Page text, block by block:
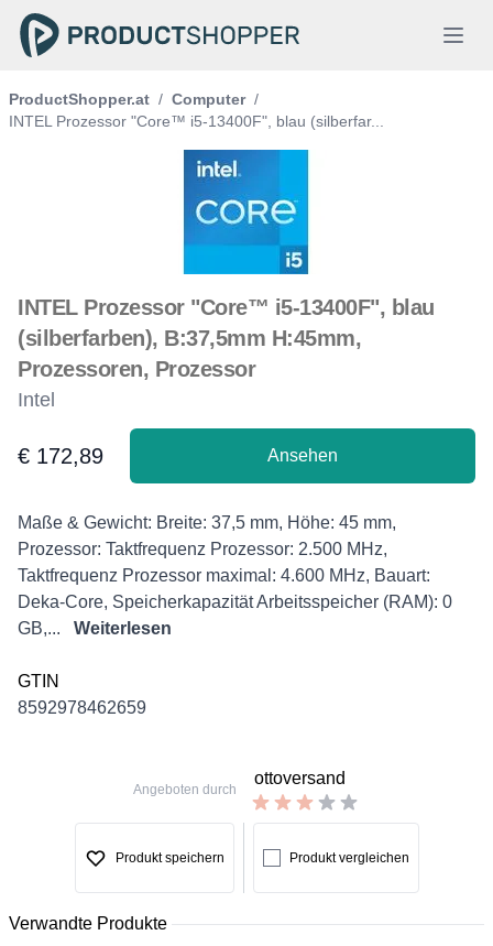
ProductShopper.at / Computer /
INTEL Prozessor "Core™ i5-13400F", blau (silberfar...
INTEL Prozessor "Core™ i5-13400F", blau
(silberfarben), B:37,5mm H:45mm,
Prozessoren, Prozessor
Intel
Product information
€ 172,89 Ansehen
Description
Maße & Gewicht: Breite: 37,5 mm, Höhe: 45 mm,
Prozessor: Taktfrequenz Prozessor: 2.500 MHz,
Taktfrequenz Prozessor maximal: 4.600 MHz, Bauart:
Deka-Core, Speicherkapazität Arbeitsspeicher (RAM): 0
GB,...
Weiterlesen
GTIN
8592978462659
Angeboten durch
ottoversand
Produkt speichern Produkt vergleichen
Verwandte Produkte